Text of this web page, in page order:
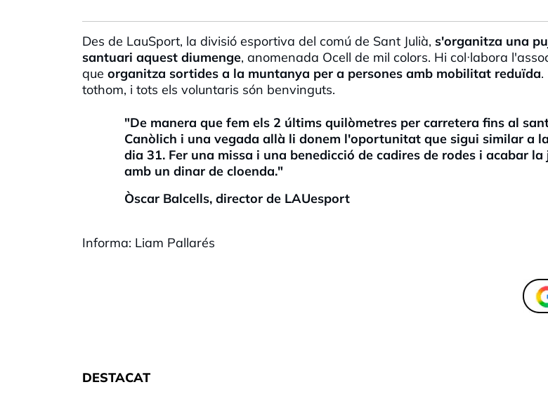
Des de LauSport, la divisió esportiva del comú de Sant Julià, s'organitza una
santuari aquest diumenge, anomenada Ocell de mil colors. Hi col·labora
que organitza sortides a la muntanya per a persones amb mobilitat reduïda.
tothom, i tots els voluntaris són benvinguts.
"De manera que fem els 2 últims quilòmetres per carretera fins al
Canòlich i una vegada allà li donem l'oportunitat que sigui similar a
dia 31. Fer una missa i una benedicció de cadires de rodes i acabar la
amb un dinar de cloenda."
Òscar Balcells, director de LAUesport
Informa: Liam Pallarés
DESTACAT